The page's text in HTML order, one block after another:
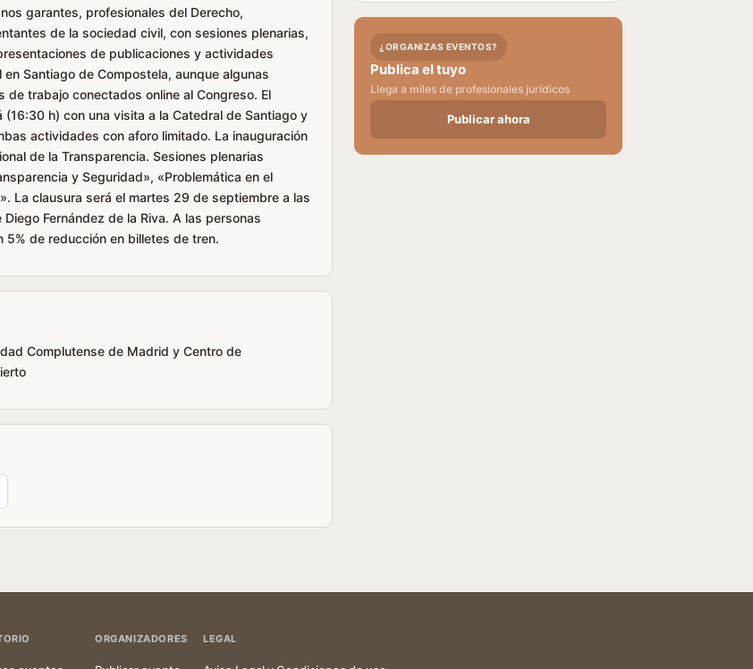
garantes, profesionales del Derecho,
de la sociedad civil, con sesiones plenarias,
de publicaciones y actividades
Santiago de Compostela, aunque algunas
trabajo conectados online al Congreso. El
h) con una visita a la Catedral de Santiago y
actividades con aforo limitado. La inauguración
de la Transparencia. Sesiones plenarias
y Seguridad», «Problemática en el
La clausura será el martes 29 de septiembre a las
Fernández de la Riva. A las personas
de reducción en billetes de tren.
Complutense de Madrid y Centro de
¿ORGANIZAS EVENTOS?
Publica el tuyo
Llega a miles de profesionales jurídicos
Publicar ahora
ORGANIZADORES LEGAL